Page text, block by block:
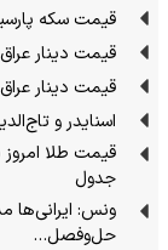
قیمت سکه پارسیان امروز شنبه ۱۷
قیمت دینار عراق،
قیمت دینار عراق امروز
اسنایدر و
جدول
ونس: ایرانی‌ها
حل‌وفصل…